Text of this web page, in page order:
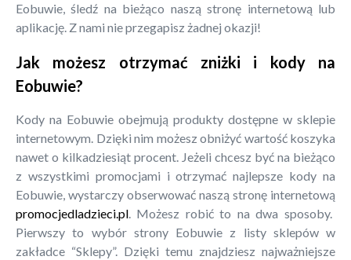
Eobuwie, śledź na bieżąco naszą stronę internetową lub
aplikację. Z nami nie przegapisz żadnej okazji!
Jak możesz otrzymać zniżki i kody na
Eobuwie?
Kody na Eobuwie obejmują produkty dostępne w sklepie
internetowym. Dzięki nim możesz obniżyć wartość koszyka
nawet o kilkadziesiąt procent. Jeżeli chcesz być na bieżąco
z wszystkimi promocjami i otrzymać najlepsze kody na
Eobuwie, wystarczy obserwować naszą stronę internetową
promocjedladzieci.pl. Możesz robić to na dwa sposoby.
Pierwszy to wybór strony Eobuwie z listy sklepów w
zakładce “Sklepy”. Dzięki temu znajdziesz najważniejsze